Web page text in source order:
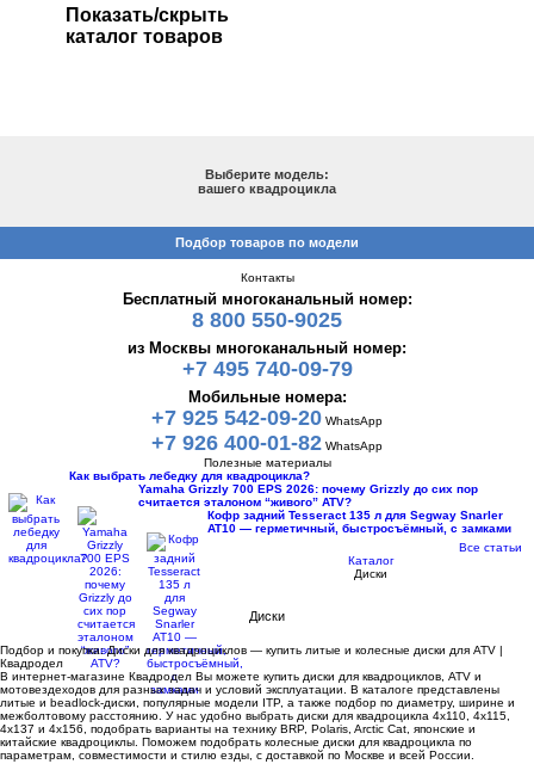
Показать/скрыть
каталог товаров
Выберите модель:
вашего квадроцикла
Подбор товаров по модели
Контакты
Бесплатный многоканальный номер:
8 800 550-9025
из Москвы многоканальный номер:
+7 495 740-09-79
Мобильные номера:
+7 925 542-09-20 WhatsApp
+7 926 400-01-82 WhatsApp
Полезные материалы
Как выбрать лебедку для квадроцикла?
Yamaha Grizzly 700 EPS 2026: почему Grizzly до сих пор
считается эталоном “живого” ATV?
Кофр задний Tesseract 135 л для Segway Snarler
AT10 — герметичный, быстросъёмный, с замками
Все статьи
Каталог
Диски
Диски
Подбор и покупка: Диски для квадроциклов — купить литые и колесные диски для ATV |
Квадродел
В интернет-магазине Квадродел Вы можете купить диски для квадроциклов, ATV и
мотовездеходов для разных задач и условий эксплуатации. В каталоге представлены
литые и beadlock-диски, популярные модели ITP, а также подбор по диаметру, ширине и
межболтовому расстоянию. У нас удобно выбрать диски для квадроцикла 4x110, 4x115,
4x137 и 4x156, подобрать варианты на технику BRP, Polaris, Arctic Cat, японские и
китайские квадроциклы. Поможем подобрать колесные диски для квадроцикла по
параметрам, совместимости и стилю езды, с доставкой по Москве и всей России.